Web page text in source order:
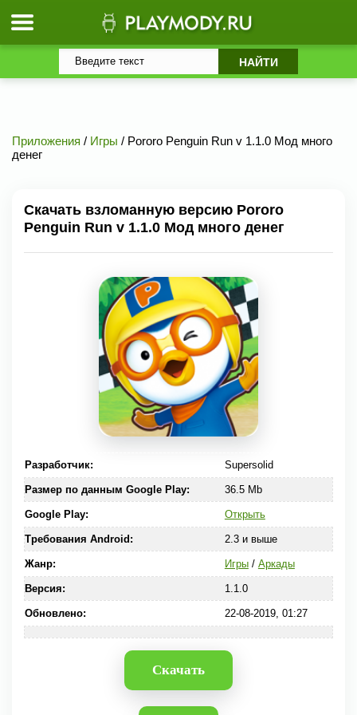
Приложения / Игры / Pororo Penguin Run v 1.1.0 Мод много
денег
Скачать взломанную версию Pororo
Penguin Run v 1.1.0 Мод много денег
Разработчик: Supersolid
Размер по данным Google Play: 36.5 Mb
Google Play: Открыть
Требования Android: 2.3 и выше
Жанр: Игры/ Аркады
Версия: 1.1.0
Обновлено: 22-08-2019, 01:27
Скачать